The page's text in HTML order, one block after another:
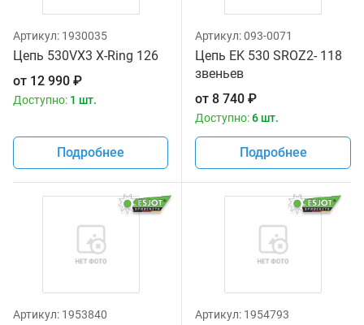
Артикул: 1930035
Цепь 530VX3 X-Ring 126
от 12 990 ₽
Доступно: 1 шт.
Подробнее
Артикул:093-0071
Цепь EK 530 SROZ2- 118
звеньев
от 8 740 ₽
Доступно:6 шт.
Подробнее
Артикул: 1953840 Артикул: 1954793